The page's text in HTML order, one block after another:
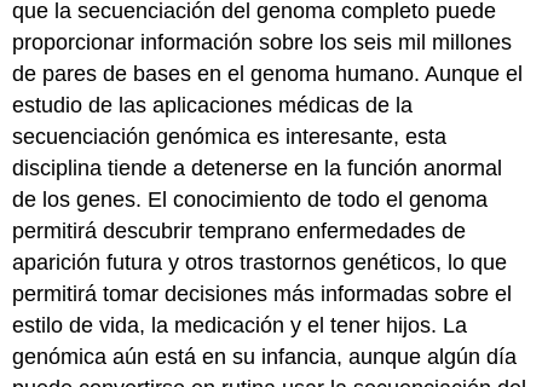
que la secuenciación del genoma completo puede
proporcionar información sobre los seis mil millones
de pares de bases en el genoma humano. Aunque el
estudio de las aplicaciones médicas de la
secuenciación genómica es interesante, esta
disciplina tiende a detenerse en la función anormal
de los genes. El conocimiento de todo el genoma
permitirá descubrir temprano enfermedades de
aparición futura y otros trastornos genéticos, lo que
permitirá tomar decisiones más informadas sobre el
estilo de vida, la medicación y el tener hijos. La
genómica aún está en su infancia, aunque algún día